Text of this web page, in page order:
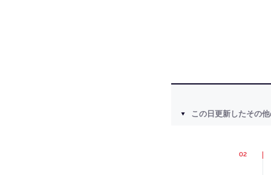
この日更新したその